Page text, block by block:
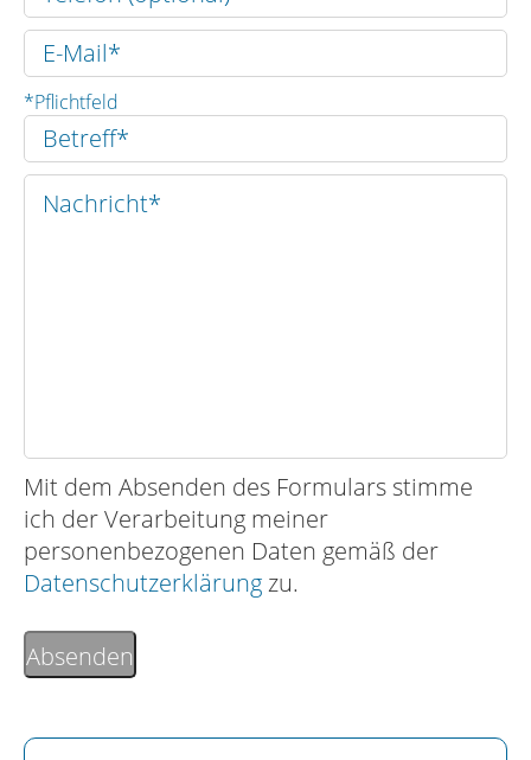
*Pflichtfeld
Mit dem Absenden des Formulars stimme
ich der Verarbeitung meiner
personenbezogenen Daten gemäß der
Datenschutzerklärungzu.
Absenden